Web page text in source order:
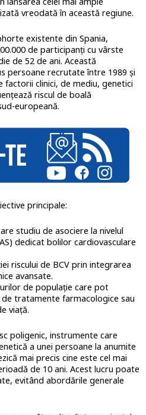
vreodată în această regiune.
existente din Spania,
de participanți cu vârste
de 52 de ani. Această
persoane recrutate între 1989 și
factorii clinici, de mediu, genetici
riscul de boală
europeană.
principale:
studiu de asociere la nivelul
dedicat bolilor cardiovasculare
riscului de BCV prin integrarea
avansate.
de populație care pot
tratamente farmacologice sau
viață.
poligenic, instrumente care
a unei persoane la anumite
mai precis cine este cel mai
de 10 ani. Acest lucru poate
evitând abordările generale